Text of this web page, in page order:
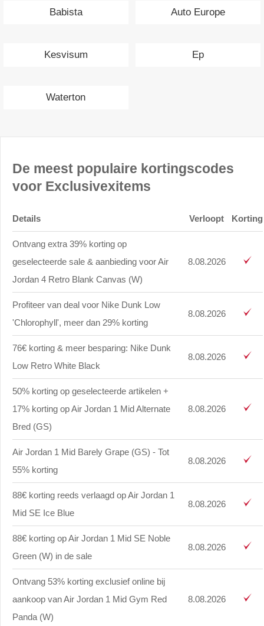
Babista Auto Europe
Kesvisum Ep
Waterton
De meest populaire kortingscodes
voor Exclusivexitems
Details Verloopt Korting
Ontvang extra 39% korting op
geselecteerde sale & aanbieding voor Air
Jordan 4 Retro Blank Canvas (W)
8.08.2026
Profiteer van deal voor Nike Dunk Low
'Chlorophyll', meer dan 29% korting
8.08.2026
76€ korting & meer besparing: Nike Dunk
Low Retro White Black
8.08.2026
50% korting op geselecteerde artikelen +
17% korting op Air Jordan 1 Mid Alternate
Bred (GS)
8.08.2026
Air Jordan 1 Mid Barely Grape (GS) - Tot
55% korting
8.08.2026
88€ korting reeds verlaagd op Air Jordan 1
Mid SE Ice Blue
8.08.2026
88€ korting op Air Jordan 1 Mid SE Noble
Green (W) in de sale
8.08.2026
Ontvang 53% korting exclusief online bij
aankoop van Air Jordan 1 Mid Gym Red
Panda (W)
8.08.2026